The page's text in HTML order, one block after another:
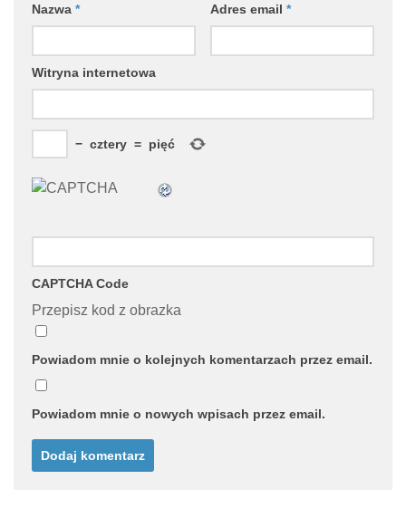
Nazwa * Adres email *
Witryna internetowa
− cztery = pięć
CAPTCHA Code
Przepisz kod z obrazka
Powiadom mnie o kolejnych komentarzach przez email.
Powiadom mnie o nowych wpisach przez email.